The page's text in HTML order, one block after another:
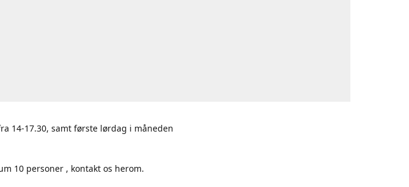
14-17.30, samt første lørdag i måneden
10 personer , kontakt os herom.